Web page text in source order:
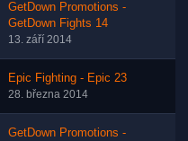
GetDown Promotions -
GetDown Fights 14
13. září 2014
Epic Fighting - Epic 23
28. března 2014
GetDown Promotions -